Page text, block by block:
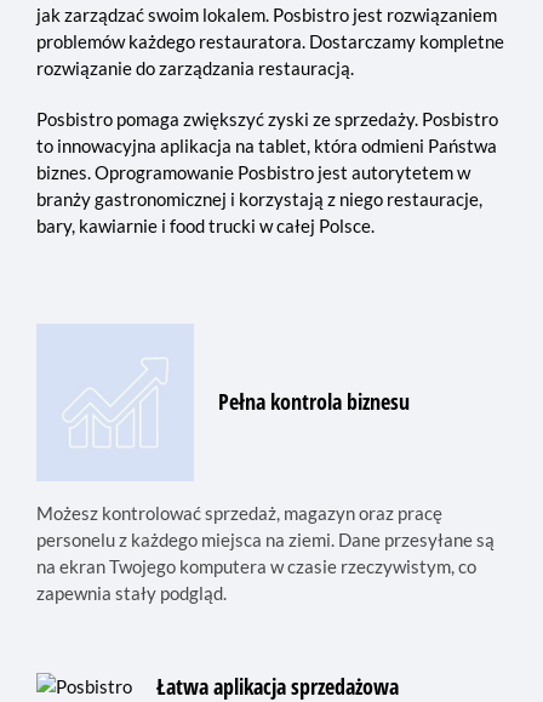
jak zarządzać swoim lokalem. Posbistro jest rozwiązaniem
problemów każdego restauratora. Dostarczamy kompletne
rozwiązanie do zarządzania restauracją.
Posbistro pomaga zwiększyć zyski ze sprzedaży. Posbistro
to innowacyjna aplikacja na tablet, która odmieni Państwa
biznes. Oprogramowanie Posbistro jest autorytetem w
branży gastronomicznej i korzystają z niego restauracje,
bary, kawiarnie i food trucki w całej Polsce.
Pełna kontrola biznesu
Możesz kontrolować sprzedaż, magazyn oraz pracę
personelu z każdego miejsca na ziemi. Dane przesyłane są
na ekran Twojego komputera w czasie rzeczywistym, co
zapewnia stały podgląd.
Łatwa aplikacja sprzedażowa